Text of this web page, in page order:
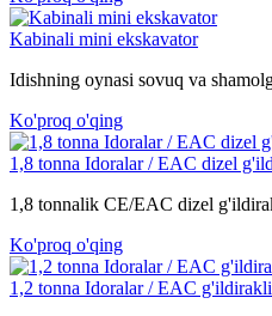
Kabinali mini ekskavator
Idishning oynasi sovuq va
Ko'proq o'qing
1,8 tonna Idoralar / EAC dizel
1,8 tonnalik CE/EAC dizel
Ko'proq o'qing
1,2 tonna Idoralar / EAC